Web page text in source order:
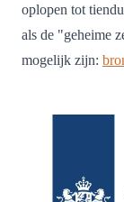
oplopen tot
als de "geheime
mogelijk zijn: